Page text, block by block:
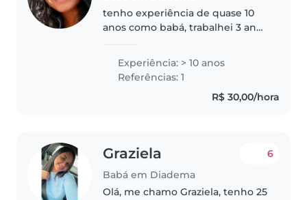
tenho experiência de quase 10
anos como babá, trabalhei 3 anos
de 0 a 7 anos, lá aprendi a
trabalhar com crianças com
necessidades especiais e recém..
Experiência: > 10 anos
Referências: 1
R$ 30,00/hora
Graziela
Babá em Diadema
6
Olá, me chamo Graziela, tenho 25